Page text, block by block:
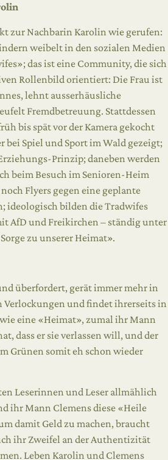
zur Nachbarin Karolin wie gerufen:
weibelt in den sozialen Medien
das ist eine Community, die sich
Rollenbild orientiert: Die Frau ist
lehnt ausserhäusliche
Fremdbetreuung. Stattdessen
bis spät vor der Kamera gekocht
bei Spiel und Sport im Wald gezeigt;
Prinzip; daneben werden
beim Besuch im Senioren-Heim
Flyers gegen eine geplante
ideologisch bilden die Tradwifes
AfD und Freikirchen – ständig unter
zu unserer Heimat».
überfordert, gerät immer mehr in
Verlockungen und findet ihrerseits in
eine «Heimat», zumal ihr Mann
dass er sie verlassen will, und der
Grünen somit eh schon wieder
Leserinnen und Leser allmählich
ihr Mann Clemens diese «Heile
damit Geld zu machen, braucht
ihr Zweifel an der Authentizität
Leben Karolin und Clemens